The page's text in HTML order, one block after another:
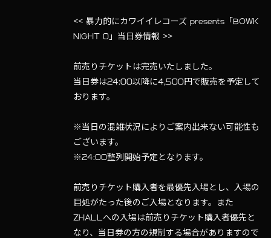
<< 暴力的にカワイイレコーズ presents「BOWK
NIGHT 0」当日券情報 >>
前売りチケットは完売いたしました。
当日券は24:00以降に4,500円で販売を予定して
おります。
※当日の混雑状況によりご案内出来ない可能性も
ございます。
※24:00整列開始予定となります。
前売りチケット購入者を最優先入場とし、入場の
目処がたった後のご入場となります。また
ZHALLへの入場は前売りチケット購入者優先と
なり、当日券の方の規制する場合がありますので